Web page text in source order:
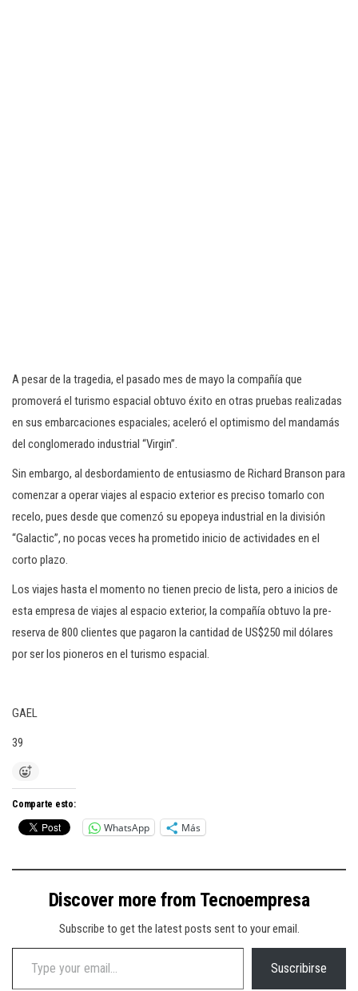
A pesar de la tragedia, el pasado mes de mayo la compañía que
promoverá el turismo espacial obtuvo éxito en otras pruebas realizadas
en sus embarcaciones espaciales; aceleró el optimismo del mandamás
del conglomerado industrial “Virgin”.
Sin embargo, al desbordamiento de entusiasmo de Richard Branson para
comenzar a operar viajes al espacio exterior es preciso tomarlo con
recelo, pues desde que comenzó su epopeya industrial en la división
“Galactic”, no pocas veces ha prometido inicio de actividades en el
corto plazo.
Los viajes hasta el momento no tienen precio de lista, pero a inicios de
esta empresa de viajes al espacio exterior, la compañía obtuvo la pre-
reserva de 800 clientes que pagaron la cantidad de US$250 mil dólares
por ser los pioneros en el turismo espacial.
GAEL
39
Comparte esto:
WhatsApp Más
Discover more from Tecnoempresa
Subscribe to get the latest posts sent to your email.
Type your email…
Suscribirse